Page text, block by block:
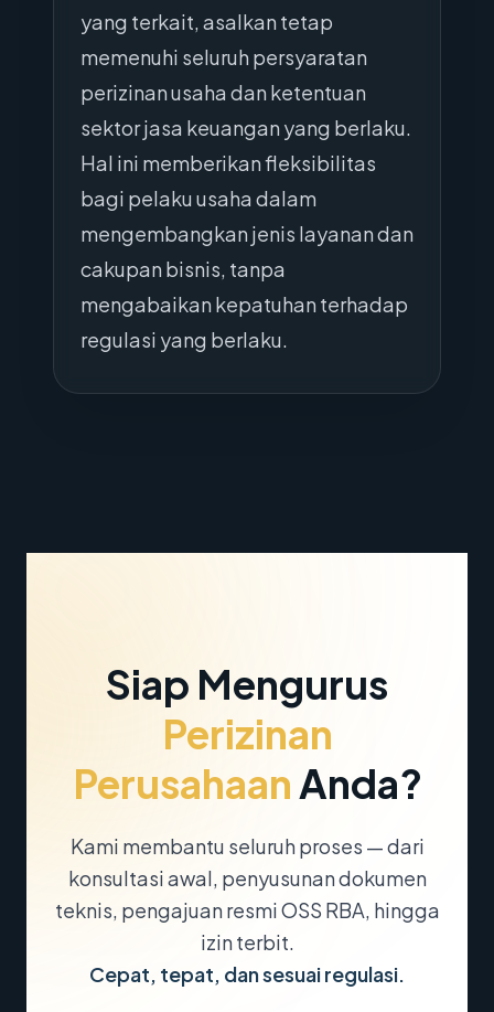
yang terkait, asalkan tetap
memenuhi seluruh persyaratan
perizinan usaha dan ketentuan
sektor jasa keuangan yang berlaku.
Hal ini memberikan fleksibilitas
bagi pelaku usaha dalam
mengembangkan jenis layanan dan
cakupan bisnis, tanpa
mengabaikan kepatuhan terhadap
regulasi yang berlaku.
Siap Mengurus
Perizinan
PerusahaanAnda?
Kami membantu seluruh proses — dari
konsultasi awal, penyusunan dokumen
teknis, pengajuan resmi OSS RBA, hingga
izin terbit.
Cepat, tepat, dan sesuai regulasi.